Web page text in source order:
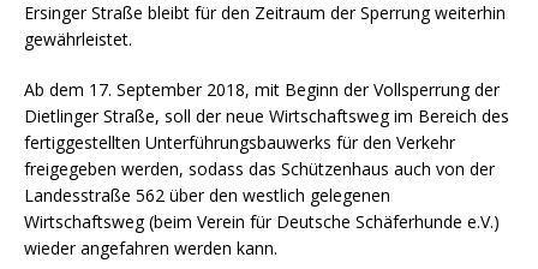
Ersinger Straße bleibt für den Zeitraum der Sperrung weiterhin
gewährleistet.
Ab dem 17. September 2018, mit Beginn der Vollsperrung der
Dietlinger Straße, soll der neue Wirtschaftsweg im Bereich des
fertiggestellten Unterführungsbauwerks für den Verkehr
freigegeben werden, sodass das Schützenhaus auch von der
Landesstraße 562 über den westlich gelegenen
Wirtschaftsweg (beim Verein für Deutsche Schäferhunde e.V.)
wieder angefahren werden kann.